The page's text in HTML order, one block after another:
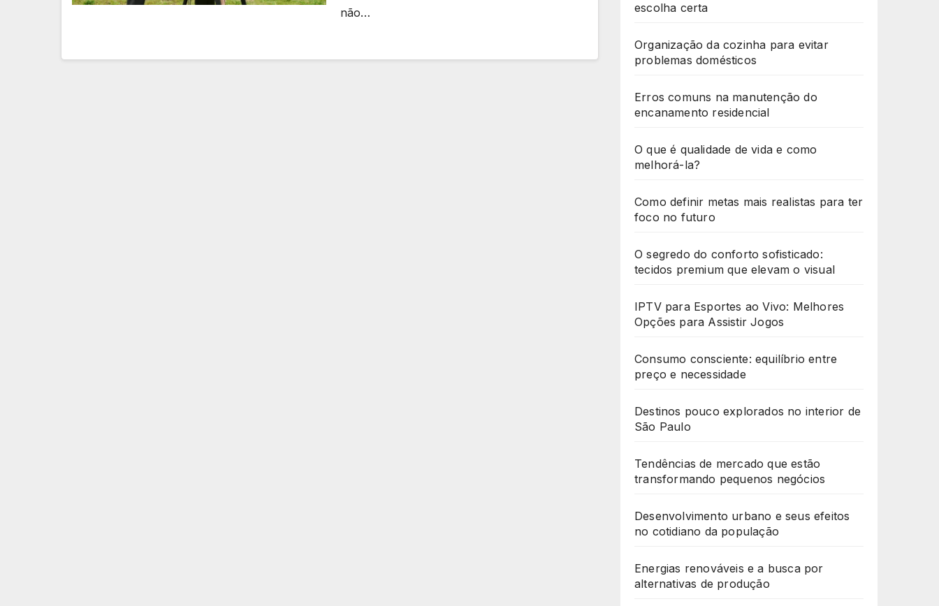
não…
escolha certa
Organização da cozinha para evitar
problemas domésticos
Erros comuns na manutenção do
encanamento residencial
O que é qualidade de vida e como
melhorá-la?
Como definir metas mais realistas para ter
foco no futuro
O segredo do conforto sofisticado:
tecidos premium que elevam o visual
IPTV para Esportes ao Vivo: Melhores
Opções para Assistir Jogos
Consumo consciente: equilíbrio entre
preço e necessidade
Destinos pouco explorados no interior de
São Paulo
Tendências de mercado que estão
transformando pequenos negócios
Desenvolvimento urbano e seus efeitos
no cotidiano da população
Energias renováveis e a busca por
alternativas de produção